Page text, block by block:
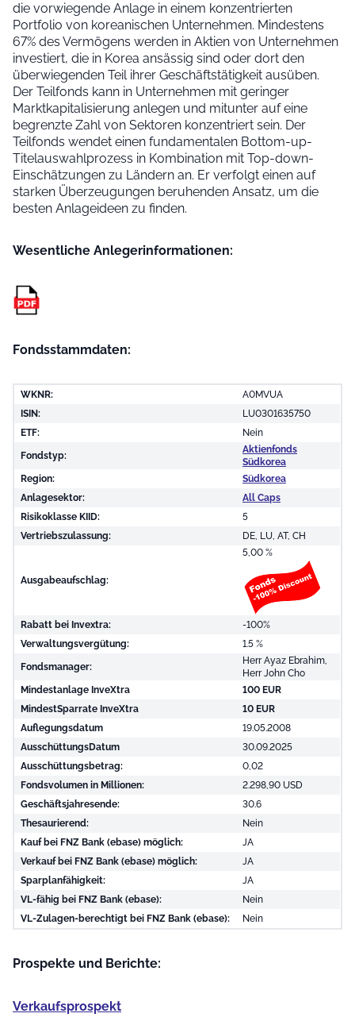
die vorwiegende Anlage in einem konzentrierten
Portfolio von koreanischen Unternehmen. Mindestens
67% des Vermögens werden in Aktien von Unternehmen
investiert, die in Korea ansässig sind oder dort den
überwiegenden Teil ihrer Geschäftstätigkeit ausüben.
Der Teilfonds kann in Unternehmen mit geringer
Marktkapitalisierung anlegen und mitunter auf eine
begrenzte Zahl von Sektoren konzentriert sein. Der
Teilfonds wendet einen fundamentalen Bottom-up-
Titelauswahlprozess in Kombination mit Top-down-
Einschätzungen zu Ländern an. Er verfolgt einen auf
starken Überzeugungen beruhenden Ansatz, um die
besten Anlageideen zu finden.
Wesentliche Anleger­informationen:
Fondsstammdaten:
WKNR:
A0MVUA
ISIN:
LU0301635750
ETF:
Nein
Fondstyp:
Aktienfonds
Südkorea
Region:
Südkorea
Anlagesektor:
All Caps
Risikoklasse KIID:
5
Vertriebszulassung:
DE, LU, AT, CH
Ausgabeaufschlag:
5,00 %
Rabatt bei Invextra:
-100%
Verwaltungsvergütung:
1.5 %
Fondsmanager:
Herr Ayaz Ebrahim,
Herr John Cho
Mindestanlage InveXtra
100 EUR
MindestSparrate InveXtra
10 EUR
Auflegungsdatum
19.05.2008
AusschüttungsDatum
30.09.2025
Ausschüttungsbetrag:
0,02
Fondsvolumen in Millionen:
2.298,90 USD
Geschäftsjahresende:
30.6
Thesaurierend:
Nein
Kauf bei FNZ Bank (ebase) möglich:
JA
Verkauf bei FNZ Bank (ebase) möglich:
JA
Sparplanfähigkeit:
JA
VL-fähig bei FNZ Bank (ebase):
Nein
VL-Zulagen-berechtigt bei FNZ Bank (ebase):
Nein
Prospekte und Berichte:
Verkaufs­prospekt